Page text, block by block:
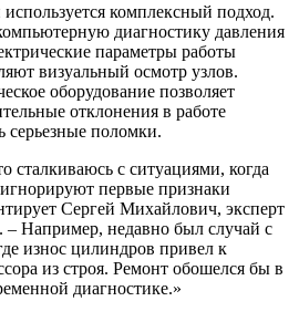
комплексный подход.
диагностику давления
параметры работы
визуальный осмотр узлов.
оборудование позволяет
отклонения в работе
серьезные поломки.
сталкиваюсь с ситуациями, когда
первые признаки
Сергей Михайлович, эксперт
– Например, недавно был случай с
износ цилиндров привел к
из строя. Ремонт обошелся бы в
диагностике.»